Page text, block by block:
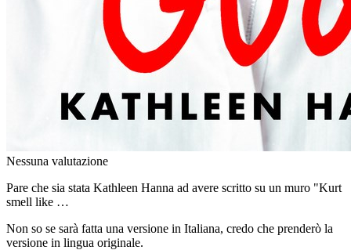
Nessuna valutazione
Pare che sia stata Kathleen Hanna ad avere scritto su un muro "Kurt
smell like …
Non so se sarà fatta una versione in Italiana, credo che prenderò la
versione in lingua originale.